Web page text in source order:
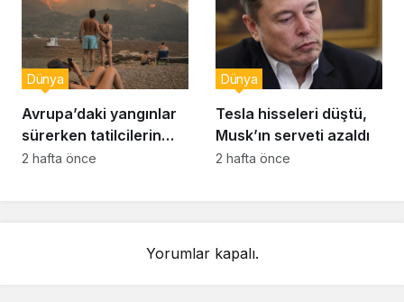
Avrupa’daki yangınlar
sürerken tatilcilerin
kayıtsızlığı tepki yarattı
Dünya
2 hafta önce
Tesla hisseleri düştü,
Musk’ın serveti azaldı
Dünya
2 hafta önce
Yorumlar kapalı.